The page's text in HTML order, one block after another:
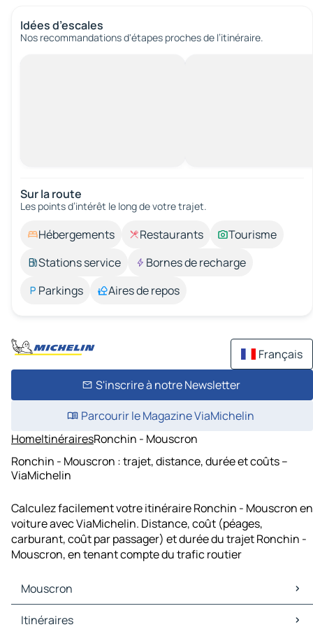
Idées d’escales
Nos recommandations d'étapes proches de l’itinéraire.
Sur la route
Les points d’intérêt le long de votre trajet.
Hébergements Restaurants
Tourisme
Stations service
Bornes de recharge
Parkings
Aires de repos
Français
S'inscrire à notre Newsletter
Parcourir le Magazine ViaMichelin
HomeItinérairesRonchin - Mouscron
Ronchin - Mouscron : trajet, distance, durée et coûts –
ViaMichelin
Calculez facilement votre itinéraire Ronchin - Mouscron en
voiture avec ViaMichelin. Distance, coût (péages,
carburant, coût par passager) et durée du trajet Ronchin -
Mouscron, en tenant compte du trafic routier
Mouscron
Mouscron Cartes et plans
Itinéraires